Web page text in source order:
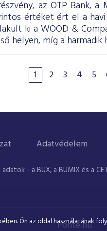
az OTP Bank, a
értéket ért el a
ki a WOOD &
helyen, míg a harmadik
1 2 3 4 5
Adatvédelem
- a BUX, a BUMIX és a
Ponte.hu
Ön az oldal használatának